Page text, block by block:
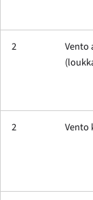
2
Vento
2 Vento